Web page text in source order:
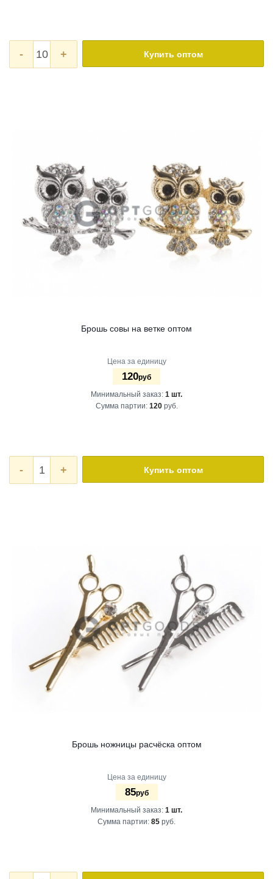
- + Купить оптом
Брошь совы на ветке оптом
Цена за единицу
120руб
Минимальный заказ: 1 шт.
Сумма партии: 120руб.
- + Купить оптом
Брошь ножницы расчёска оптом
Цена за единицу
85руб
Минимальный заказ: 1 шт.
Сумма партии: 85 руб.